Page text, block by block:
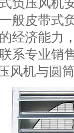
负压风机
般皮带式
经济能力
系专业销
风机与圆